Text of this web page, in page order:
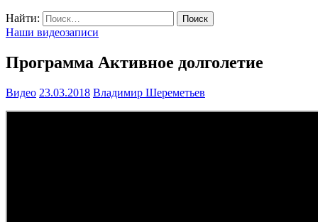
Найти:
Наши видеозаписи
Программа Активное долголетие
Видео 23.03.2018 Владимир Шереметьев